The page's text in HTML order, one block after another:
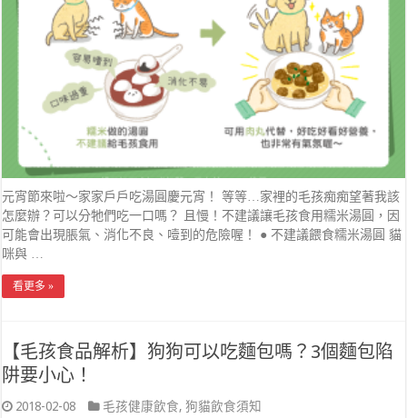
元宵節來啦～家家戶戶吃湯圓慶元宵！ 等等…家裡的毛孩痴痴望著我該
怎麼辦？可以分牠們吃一口嗎？ 且慢！不建議讓毛孩食用糯米湯圓，因
可能會出現脹氣、消化不良、噎到的危險喔！ ● 不建議餵食糯米湯圓 貓
咪與 …
看更多 »
【毛孩食品解析】狗狗可以吃麵包嗎？3個麵包陷
阱要小心！
2018-02-08 毛孩健康飲食,狗貓飲食須知